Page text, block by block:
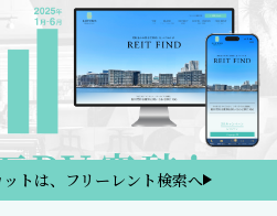
トは、フリーレント検索へ